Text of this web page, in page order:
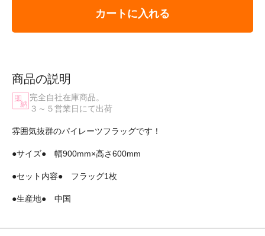
カートに入れる
商品の説明
完全自社在庫商品。
３～５営業日にて出荷
雰囲気抜群のパイレーツフラッグです！
●サイズ● 幅900mm×高さ600mm
●セット内容● フラッグ1枚
●生産地● 中国